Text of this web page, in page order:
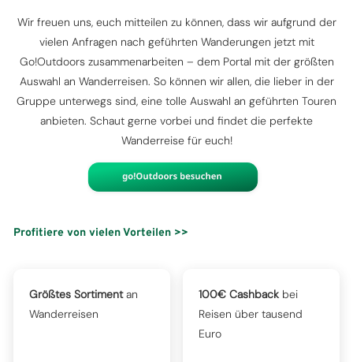
Wir freuen uns, euch mitteilen zu können, dass wir aufgrund der
vielen Anfragen nach geführten Wanderungen jetzt mit
Go!Outdoors zusammenarbeiten – dem Portal mit der größten
Auswahl an Wanderreisen. So können wir allen, die lieber in der
Gruppe unterwegs sind, eine tolle Auswahl an geführten Touren
anbieten. Schaut gerne vorbei und findet die perfekte
Wanderreise für euch!
Profitiere von vielen Vorteilen >>
Größtes Sortimentan
Wanderreisen
100€ Cashback bei
Reisen über tausend
Euro